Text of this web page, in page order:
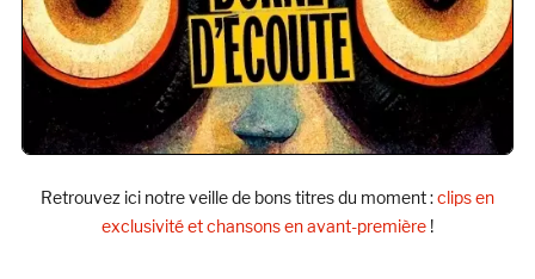
Retrouvez ici notre veille de bons titres du moment :clips en
exclusivité et chansons en avant-première !